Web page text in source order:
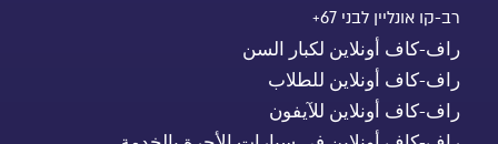
רב-קו אונליין לבני 67+
راف-كاف أونلاين لكبار السن
راف-كاف أونلاين للطلاب
راف-كاف أونلاين للآيفون